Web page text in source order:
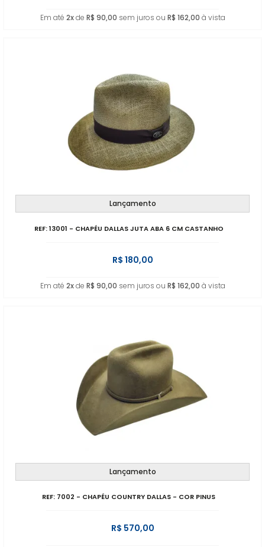
Em até 2xde R$ 90,00 sem juros ou R$ 162,00 à vista
Lançamento
REF: 13001 - CHAPÉU DALLAS JUTA ABA 6 CM CASTANHO
R$ 180,00
Em até 2xde R$ 90,00 sem juros ou R$ 162,00 à vista
Lançamento
REF: 7002 - CHAPÉU COUNTRY DALLAS - COR PINUS
R$ 570,00